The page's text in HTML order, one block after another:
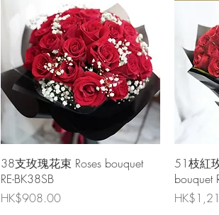
快速瀏覽
38支玫瑰花束 Roses bouquet
RE-BK38SB
價格
HK$908.00
51枝紅
bouquet
價格